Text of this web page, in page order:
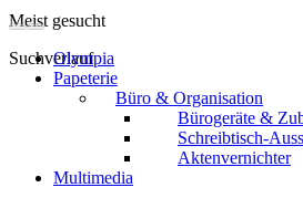
Meist gesucht
Suchverlauf
Olympia
Papeterie
Büro & Organisation
Bürogeräte &
Schreibtisch-
Aktenvernichter
Multimedia